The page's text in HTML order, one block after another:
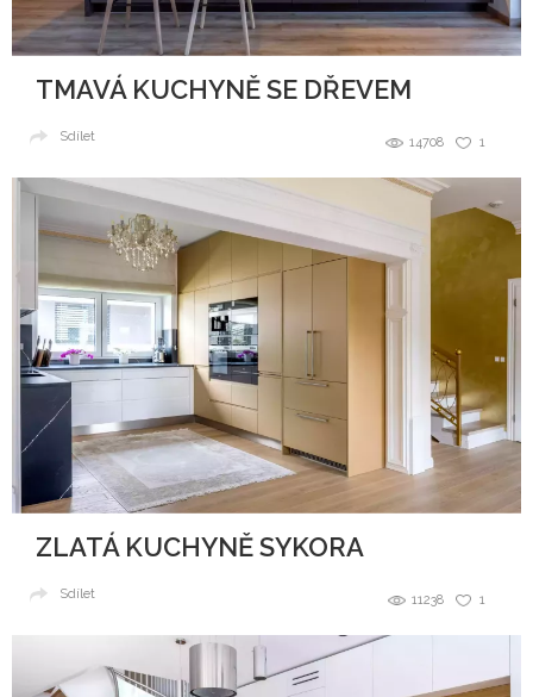
TMAVÁ KUCHYNĚ SE DŘEVEM
1
14708
Sdílet
ZLATÁ KUCHYNĚ SYKORA
1
11238
Sdílet